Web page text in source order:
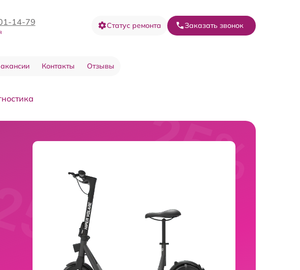
14-79 Статус ремонта Заказать звонок
Контакты Отзывы